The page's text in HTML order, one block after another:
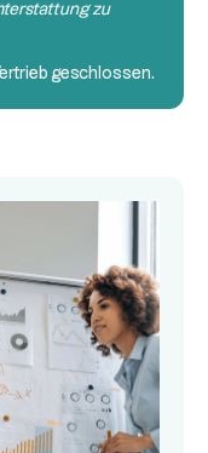
zu
geschlossen.